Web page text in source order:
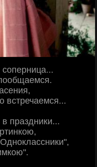
встречаемся...
праздники...